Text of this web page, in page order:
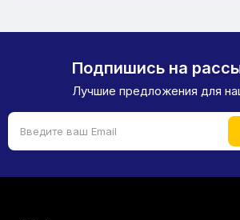
Подпишись на
Лучшие предложения для